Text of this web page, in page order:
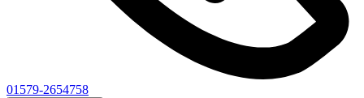
01579-2654758